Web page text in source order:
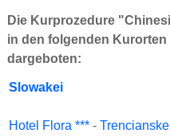
Die Kurprozedure
in den folgenden
dargeboten:
Slowakei
Hotel Flora *** -